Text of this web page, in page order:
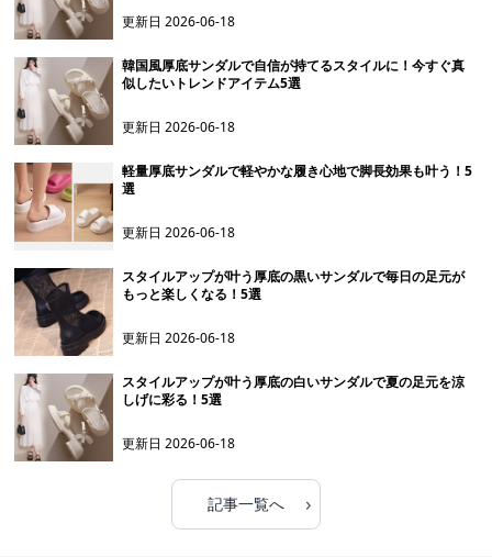
更新日2026-06-18
韓国風厚底サンダルで自信が持てるスタイルに！今すぐ真
似したいトレンドアイテム5選
更新日2026-06-18
軽量厚底サンダルで軽やかな履き心地で脚長効果も叶う！5
選
更新日2026-06-18
スタイルアップが叶う厚底の黒いサンダルで毎日の足元が
もっと楽しくなる！5選
更新日2026-06-18
スタイルアップが叶う厚底の白いサンダルで夏の足元を涼
しげに彩る！5選
更新日2026-06-18
記事一覧へ ›